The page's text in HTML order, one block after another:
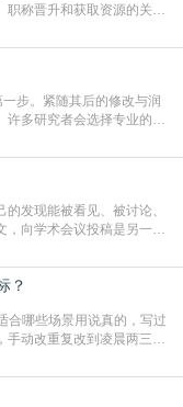
称晋升和获取资源的关键
心的策略与扎实的工作。本
一、精准定位是成功的第
步。紧随其后的修改与润
多研究者会选择专业的语
系统、高效地打磨自己的论
是每位研究者值得投入学
发现能被看见、被讨论、
向学术会议投稿是另一个
本篇AEIC学术交流中心小编
的传播与反馈学术会议通
？
合哪些场景用说真的，写过
手动改重复改到凌晨两三
对工具，半天就能搞定你两
果你符合下面这些场景，